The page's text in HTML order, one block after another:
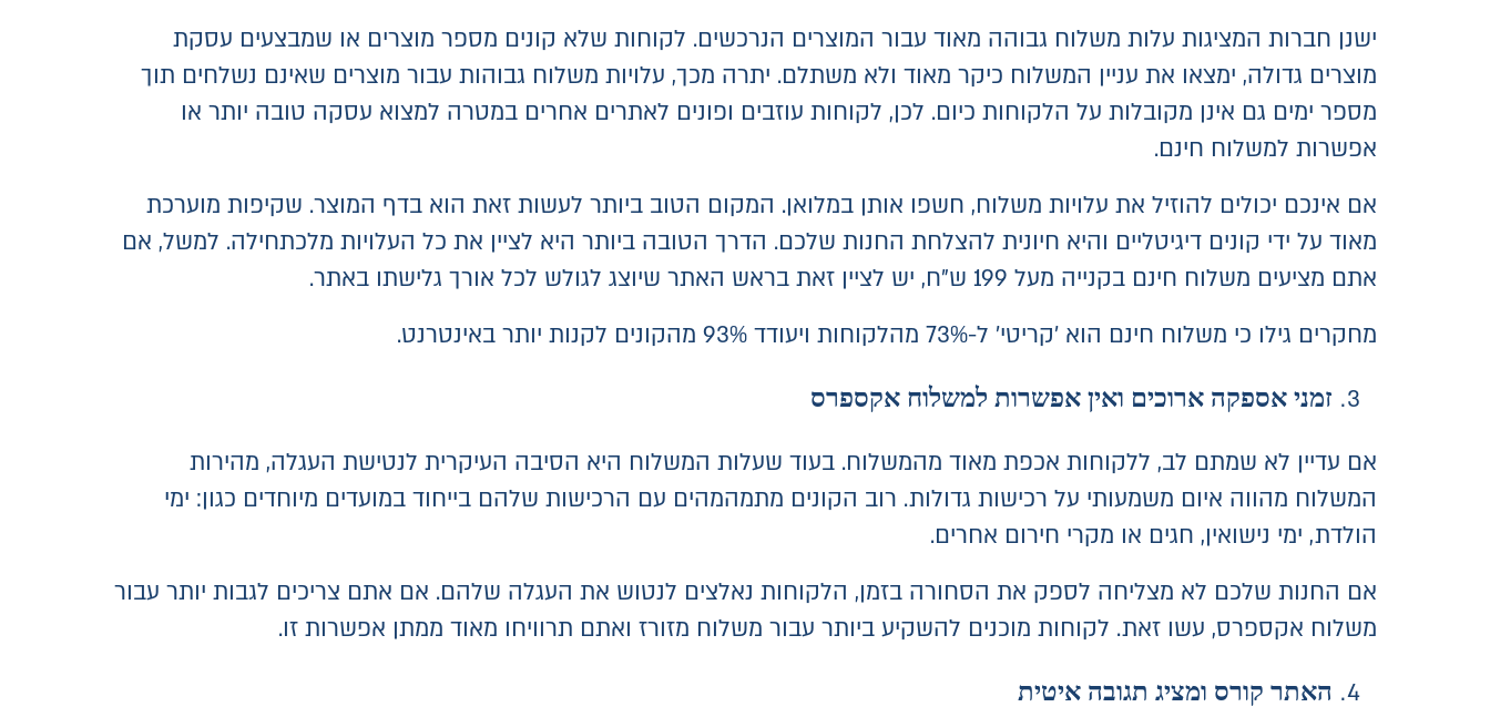
ישנן חברות המציגות עלות משלוח גבוהה מאוד עבור המוצרים הנרכשים. לקוחות שלא קונים מספר מוצרים או שמבצעים עסקת
מוצרים גדולה, ימצאו את עניין המשלוח כיקר מאוד ולא משתלם. יתרה מכך, עלויות משלוח גבוהות עבור מוצרים שאינם נשלחים תוך
מספר ימים גם אינן מקובלות על הלקוחות כיום. לכן, לקוחות עוזבים ופונים לאתרים אחרים במטרה למצוא עסקה טובה יותר או
אפשרות למשלוח חינם.
אם אינכם יכולים להוזיל את עלויות משלוח, חשפו אותן במלואן. המקום הטוב ביותר לעשות זאת הוא בדף המוצר. שקיפות מוערכת
מאוד על ידי קונים דיגיטליים והיא חיונית להצלחת החנות שלכם. הדרך הטובה ביותר היא לציין את כל העלויות מלכתחילה. למשל, אם
אתם מציעים משלוח חינם בקנייה מעל 199 ש"ח, יש לציין זאת בראש האתר שיוצג לגולש לכל אורך גלישתו באתר.
מחקרים גילו כי משלוח חינם הוא 'קריטי' ל-73% מהלקוחות ויעודד 93% מהקונים לקנות יותר באינטרנט.
זמני אספקה ארוכים ואין אפשרות למשלוח אקספרס
אם עדיין לא שמתם לב, ללקוחות אכפת מאוד מהמשלוח. בעוד שעלות המשלוח היא הסיבה העיקרית לנטישת העגלה, מהירות
המשלוח מהווה איום משמעותי על רכישות גדולות. רוב הקונים מתמהמהים עם הרכישות שלהם בייחוד במועדים מיוחדים כגון: ימי
הולדת, ימי נישואין, חגים או מקרי חירום אחרים.
אם החנות שלכם לא מצליחה לספק את הסחורה בזמן, הלקוחות נאלצים לנטוש את העגלה שלהם. אם אתם צריכים לגבות יותר עבור
משלוח אקספרס, עשו זאת. לקוחות מוכנים להשקיע ביותר עבור משלוח מזורז ואתם תרוויחו מאוד ממתן אפשרות זו.
האתר קורס ומציג תגובה איטית